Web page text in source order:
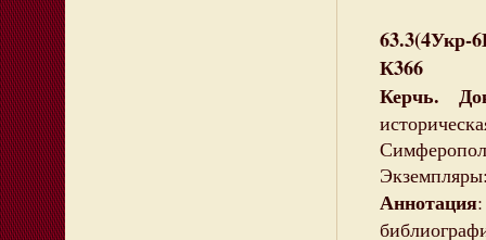
63.3(4Укр-
К366
Керчь.
Аннотация